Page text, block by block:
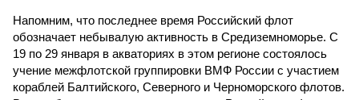
Напомним, что последнее время Российский флот
обозначает небывалую активность в Средиземноморье. С
19 по 29 января в акваториях в этом регионе состоялось
учение межфлотской группировки ВМФ России с участием
кораблей Балтийского, Северного и Черноморского флотов.